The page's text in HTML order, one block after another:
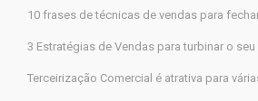
10 frases de técnicas de vendas para
3 Estratégias de Vendas para turbinar o
Terceirização Comercial é atrativa para